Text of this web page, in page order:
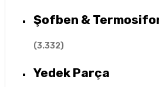
Şofben &
(3.332)
Yedek Parça